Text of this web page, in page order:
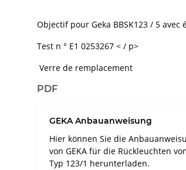
Objectif pour Geka BBSK123 / 5
Test n ° E1 0253267 < / p>
Verre de remplacement
PDF
GEKA Anbauanweisung
Hier können Sie die
von GEKA für die Rückleuchten
Typ 123/1 herunterladen.